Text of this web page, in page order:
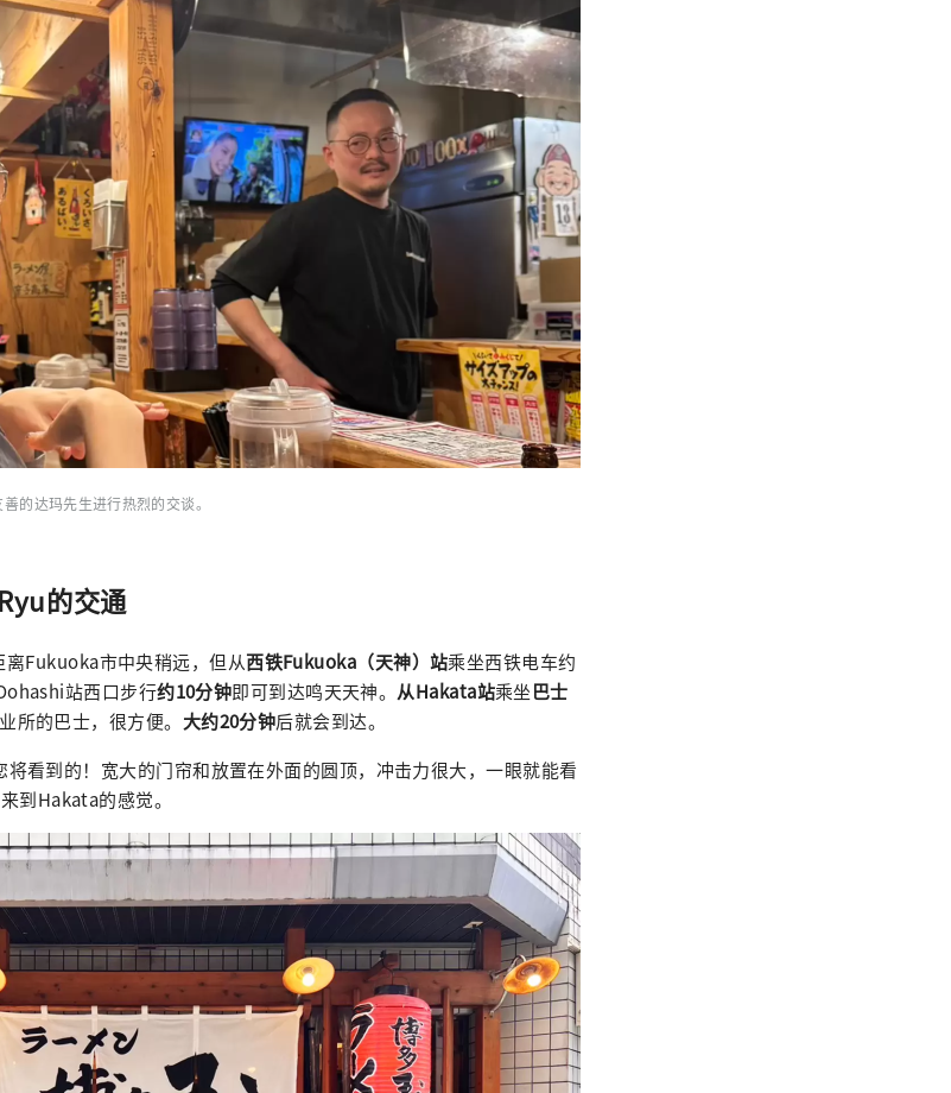
的达玛先生进行热烈的交谈。
的交通
离Fukuoka市中央稍远，但从西铁Fukuoka（天神）站乘坐西铁电车约
站西口步行约10分钟即可到达鸣天天神。 从Hakata站乘坐巴士
所的巴士，很方便。 大约20分钟后就会到达。
将看到的！宽大的门帘和放置在外面的圆顶，冲击力很大，一眼就能看
到Hakata的感觉。